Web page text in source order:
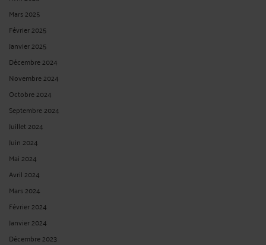
Mars 2025
Février 2025
Janvier 2025
Décembre 2024
Novembre 2024
Octobre 2024
Septembre 2024
Juillet 2024
Juin 2024
Mai 2024
Avril 2024
Mars 2024
Février 2024
Janvier 2024
Décembre 2023